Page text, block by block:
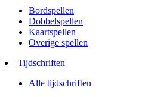
Bordspellen
Dobbelspellen
Kaartspellen
Overige spellen
Tijdschriften
Alle tijdschriften